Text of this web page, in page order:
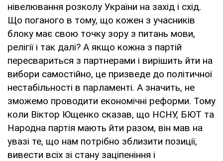
нівелювання розколу України на захід і схід.
Що поганого в тому, що кожен з учасників
блоку має свою точку зору з питань мови,
релігії і так далі? А якщо кожна з партій
пересвариться з партнерами і вирішить йти на
вибори самостійно, це призведе до політичної
нестабільності в парламенті. А значить, не
зможемо проводити економічні реформи. Тому
коли Віктор Ющенко сказав, що НСНУ, БЮТ та
Народна партія мають йти разом, він мав на
увазі те, що нам потрібно зблизити позиції,
вивести всіх зі стану заціпеніння і